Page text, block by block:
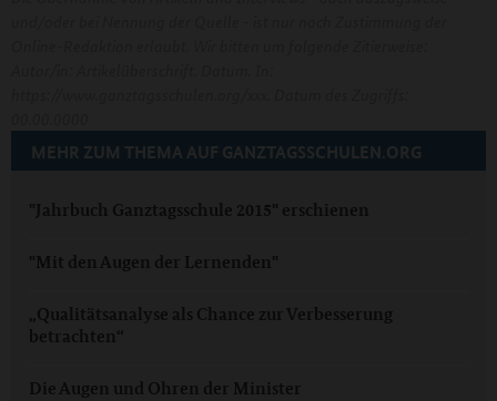
MEHR ZUM THEMA AUF GANZTAGSSCHULEN.ORG
"Jahrbuch Ganztagsschule 2015" erschienen
"Mit den Augen der Lernenden"
„Qualitätsanalyse als Chance zur Verbesserung
betrachten“
Die Augen und Ohren der Minister